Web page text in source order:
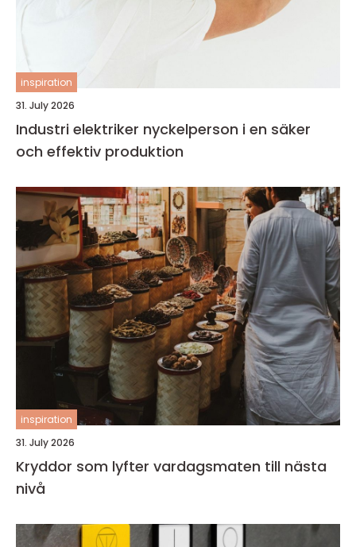
inspiration
31. July 2026
Industri elektriker nyckelperson i en säker
och effektiv produktion
inspiration
31. July 2026
Kryddor som lyfter vardagsmaten till nästa
nivå